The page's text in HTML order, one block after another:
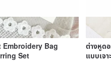
Embroidery Bag
Set
ต่างหูด
แบบเจ